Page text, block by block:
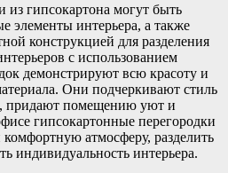
из гипсокартона могут быть
элементы интерьера, а также
конструкцией для разделения
с использованием
демонстрируют всю красоту и
Они подчеркивают стиль
придают помещению уют и
гипсокартонные перегородки
атмосферу, разделить
индивидуальность интерьера.